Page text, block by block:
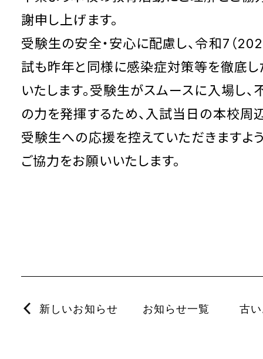
謝申し上げます。
受験生の安全・安心に配慮し、令和7（
試も昨年と同様に感染症対策等を徹底
いたします。受験生がスムースに入場し、
の力を発揮するため、 入試当日の本校周
受験生への応援を控えていただきますよ
ご協力をお願いいたします。
新しいお知らせ お知らせ一覧 古